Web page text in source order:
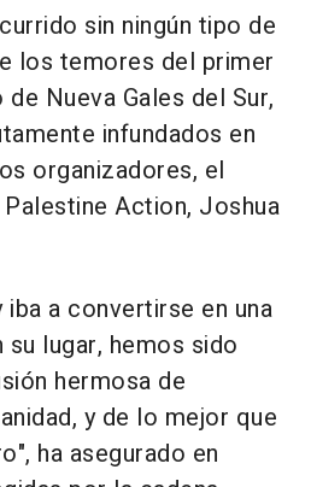
sin ningún tipo de
los temores del primer
Nueva Gales del Sur,
infundados en
organizadores, el
Action, Joshua
a convertirse en una
lugar, hemos sido
hermosa de
y de lo mejor que
ha asegurado en